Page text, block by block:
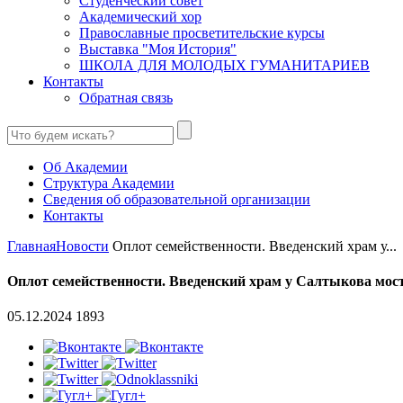
Академический хор
Православные просветительские курсы
Выставка "Моя История"
ШКОЛА ДЛЯ МОЛОДЫХ ГУМАНИТАРИЕВ
Контакты
Обратная связь
Об Академии
Структура Академии
Сведения об образовательной организации
Контакты
ГлавнаяНовости Оплот семейственности. Введенский храм у...
Оплот семейственности. Введенский храм у Салтыкова
05.12.2024 1893